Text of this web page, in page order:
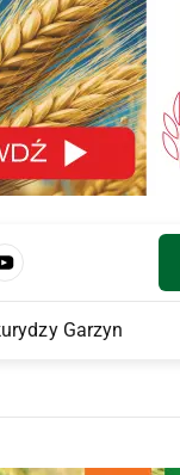
Garzyn